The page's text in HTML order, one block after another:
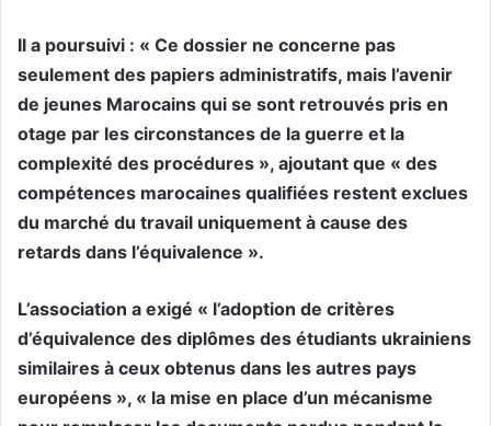
Il a poursuivi : « Ce dossier ne concerne pas
seulement des papiers administratifs, mais l’avenir
de jeunes Marocains qui se sont retrouvés pris en
otage par les circonstances de la guerre et la
complexité des procédures », ajoutant que « des
compétences marocaines qualifiées restent exclues
du marché du travail uniquement à cause des
retards dans l’équivalence ».
L’association a exigé « l’adoption de critères
d’équivalence des diplômes des étudiants ukrainiens
similaires à ceux obtenus dans les autres pays
européens », « la mise en place d’un mécanisme